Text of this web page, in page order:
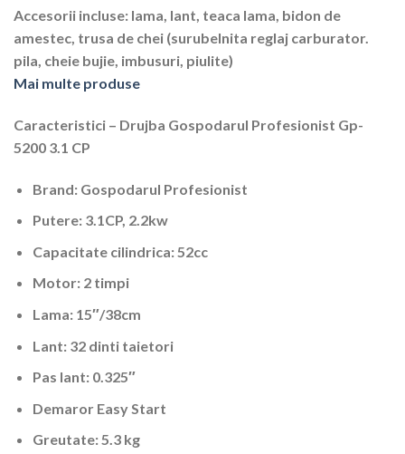
Accesorii incluse: lama, lant, teaca lama, bidon de
amestec, trusa de chei (surubelnita reglaj carburator.
pila, cheie bujie, imbusuri, piulite)
Mai multe produse
Caracteristici – Drujba Gospodarul Profesionist Gp-
5200 3.1 CP
Brand: Gospodarul Profesionist
Putere: 3.1CP, 2.2kw
Capacitate cilindrica: 52cc
Motor: 2 timpi
Lama: 15″/38cm
Lant: 32 dinti taietori
Pas lant: 0.325″
Demaror Easy Start
Greutate: 5.3 kg